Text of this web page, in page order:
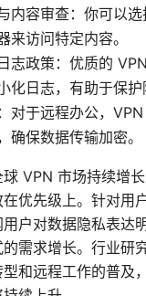
内容审查：你可以
来访问特定内容。
志政策：优质的
化日志，有助于保护
对于远程办公，
确保数据传输加密。
VPN 市场持续增
优先级上。针对用
户对数据隐私表达
需求增长。行业研
和远程工作的普及